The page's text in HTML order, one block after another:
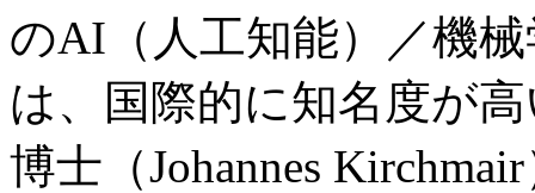
のAI（人工知能）／機
は、国際的に知名度が
博士（Johannes